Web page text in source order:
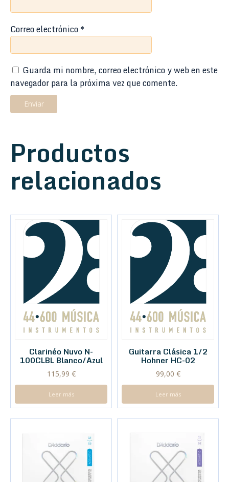
Correo electrónico*
Guarda mi nombre, correo electrónico y web en este
navegador para la próxima vez que comente.
Productos
relacionados
Clarinéo Nuvo N-
100CLBL Blanco/Azul
115,99 €
Leer más
Guitarra Clásica 1/2
Hohner HC-02
99,00 €
Leer más